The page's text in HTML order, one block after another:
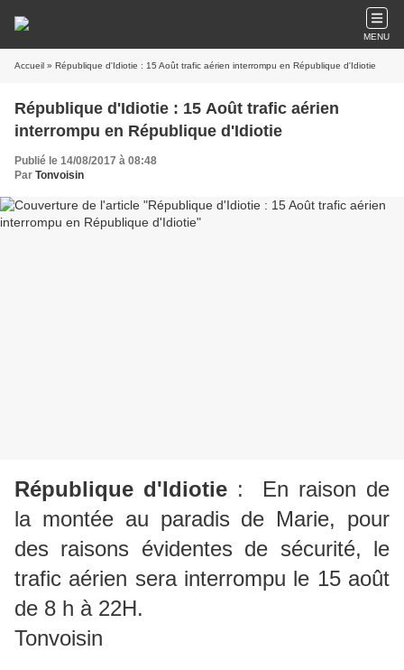
MENU
Accueil » République d'Idiotie : 15 Août trafic aérien interrompu en République d'Idiotie
République d'Idiotie : 15 Août trafic aérien
interrompu en République d'Idiotie
Publié le 14/08/2017 à 08:48
Par Tonvoisin
République d'Idiotie: En raison de
la montée au paradis de Marie, pour
des raisons évidentes de sécurité, le
trafic aérien sera interrompu le 15 août
de 8 h à 22H.
Tonvoisin